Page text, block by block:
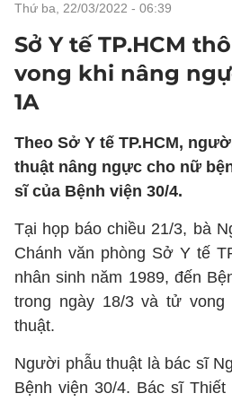
thứ ba, 22/03/2022 - 06:39
Sở Y tế TP.HCM
vong khi nâng
1A
Theo Sở Y tế TP.HCM,
thuật nâng ngực cho nữ
sĩ của Bệnh viện 30/4.
Tại họp báo chiều 21/3, bà
Chánh văn phòng Sở Y tế
nhân sinh năm 1989, đến
trong ngày 18/3 và tử vong
thuật.
Người phẫu thuật là bác sĩ
Bệnh viện 30/4. Bác sĩ